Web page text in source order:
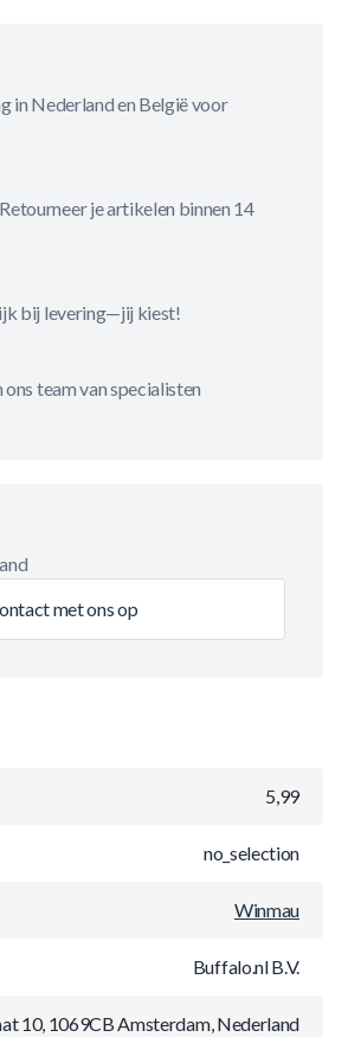
in Nederland en België voor
je artikelen binnen 14
bij levering—jij kiest!
team van specialisten
met ons op
5,99
no_selection
Winmau
Buffalo.nl B.V.
10, 1069CB Amsterdam, Nederland